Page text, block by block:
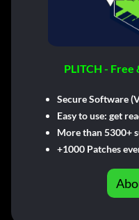
PLITCH - Free
Secure Software
Easy to use: get
More than 5300+
+1000 Patches